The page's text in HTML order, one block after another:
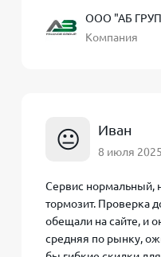
Мгновенная
бюро
электронной
доступны
Таким образом,
выдачи – можно
ООО "АБ
Компания
😐 Иван
8 июля 2025
Сервис нормальный,
тормозит. Проверка
обещали на сайте, и
средняя по рынку,